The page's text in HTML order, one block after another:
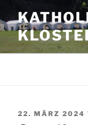
Inhalt
springen
22. MÄRZ 2024